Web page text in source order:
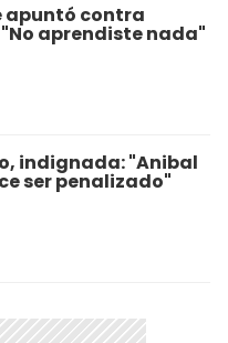
apuntó contra
aprendiste nada"
indignada: "Anibal
ser penalizado"